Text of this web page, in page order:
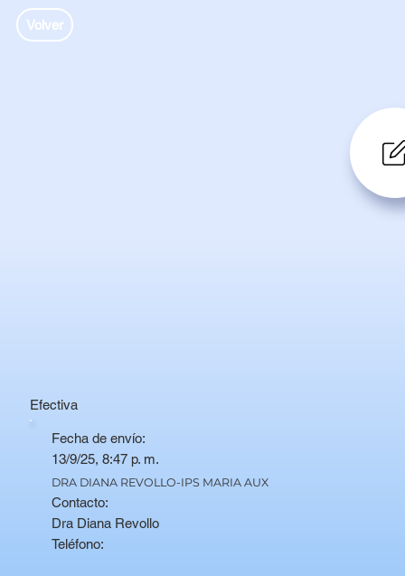
Volver
Efectiva
Fecha de envío:
13/9/25, 8:47 p. m.
DRA DIANA REVOLLO-IPS MARIA AUX
Contacto:
Dra Diana Revollo
Teléfono: